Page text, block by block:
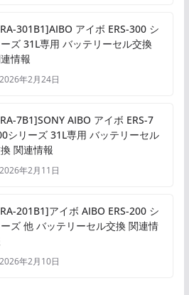
301B1]AIBO アイボ ERS-300 シ
ーズ 31L専用 バッテリーセル交換
情報
2026年2月24日
7B1]SONY AIBO アイボ ERS-7
シリーズ 31L専用 バッテリーセル
関連情報
2026年2月11日
201B1]アイボ AIBO ERS-200 シ
ーズ 他 バッテリーセル交換 関連情
2026年2月10日